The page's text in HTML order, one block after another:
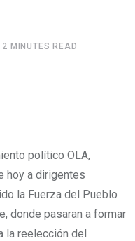
2 MINUTES READ
político OLA,
hoy a dirigentes
la Fuerza del Pueblo
donde pasaran a formar
la reelección del